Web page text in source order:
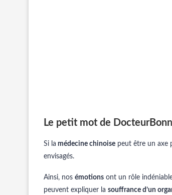
Le petit mot de
Si la médecine chinoise peut être un axe
envisagés.
Ainsi, nos émotions ont un rôle
peuvent expliquer la souffrance d’un